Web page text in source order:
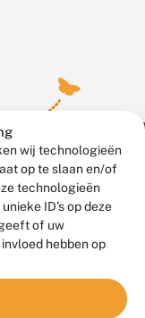
wij technologieën
op te slaan en/of
technologieën
ID's op deze
of uw
hebben op
, ontworpen door